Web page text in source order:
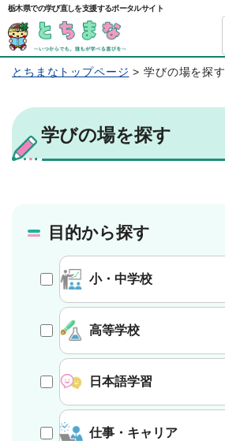
栃木県での学び直しを支援するポータルサイト
とちまなトップページ > 学びの場を探す
学びの場を探す
目的から探す
小・中学校
高等学校
日本語学習
仕事・キャリア